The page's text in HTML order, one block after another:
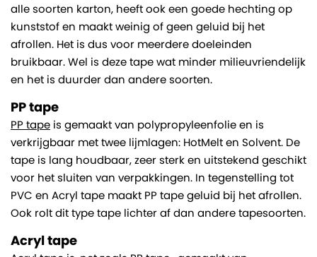
alle soorten karton, heeft ook een goede hechting op
kunststof en maakt weinig of geen geluid bij het
afrollen. Het is dus voor meerdere doeleinden
bruikbaar. Wel is deze tape wat minder milieuvriendelijk
en het is duurder dan andere soorten.
PP tape
PP tape is gemaakt van polypropyleenfolie en is
verkrijgbaar met twee lijmlagen: HotMelt en Solvent. De
tape is lang houdbaar, zeer sterk en uitstekend geschikt
voor het sluiten van verpakkingen. In tegenstelling tot
PVC en Acryl tape maakt PP tape geluid bij het afrollen.
Ook rolt dit type tape lichter af dan andere tapesoorten.
Acryl tape